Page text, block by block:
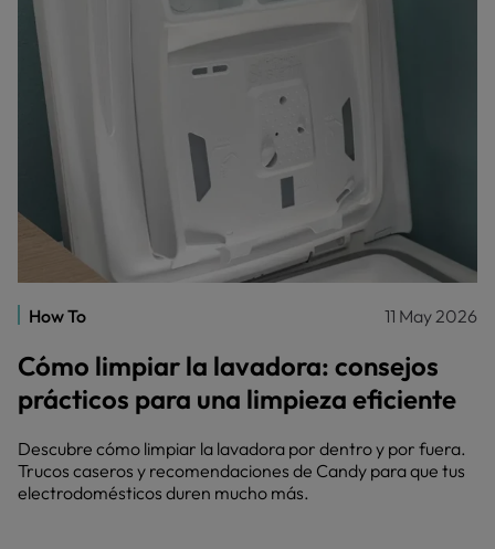
How To 11 May 2026
Cómo limpiar la lavadora: consejos
prácticos para una limpieza eficiente
Descubre cómo limpiar la lavadora por dentro y por fuera.
Trucos caseros y recomendaciones de Candy para que tus
electrodomésticos duren mucho más.